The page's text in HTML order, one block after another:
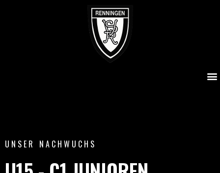
UNSER NACHWUCHS